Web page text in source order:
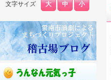
文字サイズ 大 中 小